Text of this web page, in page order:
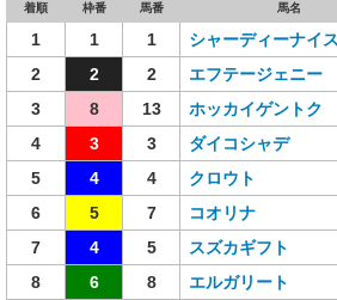
着順 枠番 馬番 馬名
1 1 1 シャーディーナイス
2
2 2 エフテージェニー
3
8 13 ホッカイゲントク
4
3 3 ダイコシャデ
5
4 4 クロウト
6
5 7 コオリナ
7
4 5 スズカギフト
8
6 8 エルガリート